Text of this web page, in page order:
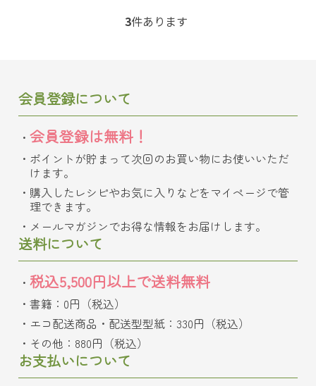
3件あります
会員登録について
会員登録は無料！
ポイントが貯まって次回のお買い物にお使いいただ
けます。
購入したレシピやお気に入りなどをマイページで管
理できます。
メールマガジンでお得な情報をお届けします。
送料について
税込5,500円以上で送料無料
書籍：0円（税込）
エコ配送商品・配送型型紙：330円（税込）
その他：880円（税込）
お支払いについて